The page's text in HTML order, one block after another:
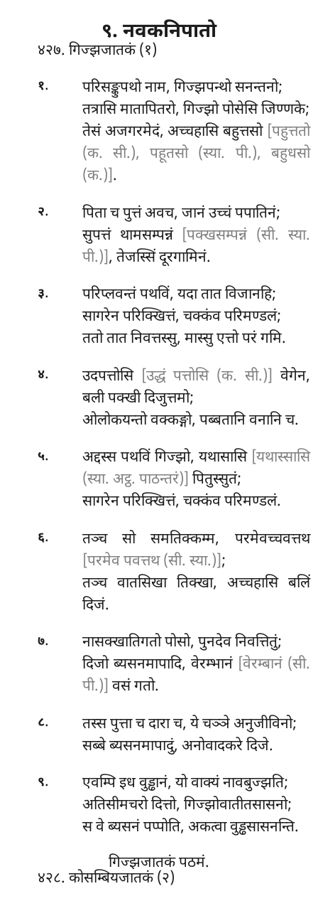
९. नवकनिपातो
४२७. गिज्झजातकं (१)
१. परिसङ्कुपथोनाम, गिज्झपन्थो सनन्तनो;
तत्रासि मातापितरो, गिज्झो पोसेसि जिण्णके;
तेसं अजगरमेदं, अच्चहासि बहुत्तसो [पहुत्ततो
(क. सी.), पहूतसो (स्या. पी.), बहुधसो
(क.)].
२.
पिता च पुत्तं अवच, जानं उच्चं पपातिनं;
सुपत्तं थामसम्पन्नं [पक्खसम्पन्नं (सी. स्या.
पी.)], तेजस्सिं दूरगामिनं.
३.
परिप्लवन्तं पथविं, यदा तात विजानहि;
सागरेन परिक्खित्तं, चक्कंव परिमण्डलं;
ततो तात निवत्तस्सु, मास्सु एत्तो परं गमि.
४. उदपत्तोसि [उद्धं पत्तोसि (क. सी.)] वेगेन,
बली पक्खी दिजुत्तमो;
ओलोकयन्तो वक्कङ्गो, पब्बतानि वनानि च.
५. अद्दस्स पथविं गिज्झो, यथासासि [यथास्सासि
(स्या. अट्ठ. पाठन्तरं)] पितुस्सुतं;
सागरेन परिक्खित्तं, चक्कंव परिमण्डलं.
६.
तञ्च सो समतिक्कम्म, परमेवच्चवत्तथ
[परमेव पवत्तथ (सी. स्या.)];
तञ्च वातसिखा तिक्खा, अच्चहासि बलिं
दिजं.
७.
नासक्खातिगतो पोसो, पुनदेव निवत्तितुं;
दिजो ब्यसनमापादि, वेरम्भानं [वेरम्बानं (सी.
पी.)] वसं गतो.
८. तस्सपुत्ता च दारा च, ये चञ्ञे अनुजीविनो;
सब्बे ब्यसनमापादुं, अनोवादकरे दिजे.
९.
एवम्पि इध वुड्ढानं, यो वाक्यं नावबुज्झति;
अतिसीमचरो दित्तो, गिज्झोवातीतसासनो;
स वे ब्यसनं पप्पोति, अकत्वा वुड्ढसासनन्ति.
गिज्झजातकं पठमं.
४२८. कोसम्बियजातकं (२)